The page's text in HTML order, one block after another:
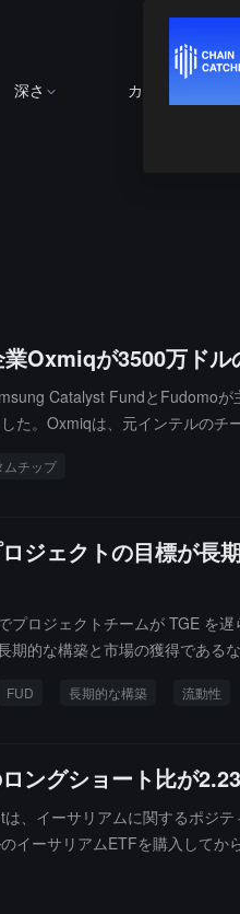
深さ カレンダー
Oxmiqが3500万ド
Catalyst FundとFudomo
た。Oxmiqは、元インテルの
と競争することを目指してい
ムチップ
ジェクトの目標が長
ロジェクトチームが TGE を
期的な構築と市場の獲得であ
ロジェクトが当初予定通りエ
FUD 長期的な構築 流動性
ングショート比が
、イーサリアムに関するポジ
イーサリアムETFを購入して
サリアムの非空ウォレットの